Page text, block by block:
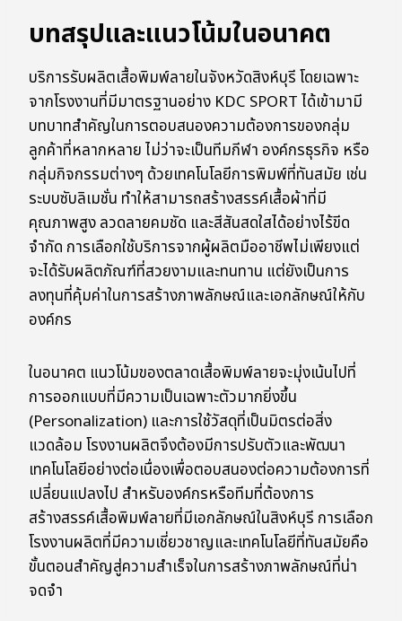
บทสรุปและแนวโน้มในอนาคต
บริการรับผลิตเสื้อพิมพ์ลายในจังหวัดสิงห์บุรี โดยเฉพาะ
จากโรงงานที่มีมาตรฐานอย่าง KDC SPORT ได้เข้ามามี
บทบาทสำคัญในการตอบสนองความต้องการของกลุ่ม
ลูกค้าที่หลากหลาย ไม่ว่าจะเป็นทีมกีฬา องค์กรธุรกิจ หรือ
กลุ่มกิจกรรมต่างๆ ด้วยเทคโนโลยีการพิมพ์ที่ทันสมัย เช่น
ระบบซับลิเมชั่น ทำให้สามารถสร้างสรรค์เสื้อผ้าที่มี
คุณภาพสูง ลวดลายคมชัด และสีสันสดใสได้อย่างไร้ขีด
จำกัด การเลือกใช้บริการจากผู้ผลิตมืออาชีพไม่เพียงแต่
จะได้รับผลิตภัณฑ์ที่สวยงามและทนทาน แต่ยังเป็นการ
ลงทุนที่คุ้มค่าในการสร้างภาพลักษณ์และเอกลักษณ์ให้กับ
องค์กร
ในอนาคต แนวโน้มของตลาดเสื้อพิมพ์ลายจะมุ่งเน้นไปที่
การออกแบบที่มีความเป็นเฉพาะตัวมากยิ่งขึ้น
(Personalization) และการใช้วัสดุที่เป็นมิตรต่อสิ่ง
แวดล้อม โรงงานผลิตจึงต้องมีการปรับตัวและพัฒนา
เทคโนโลยีอย่างต่อเนื่องเพื่อตอบสนองต่อความต้องการที่
เปลี่ยนแปลงไป สำหรับองค์กรหรือทีมที่ต้องการ
สร้างสรรค์เสื้อพิมพ์ลายที่มีเอกลักษณ์ในสิงห์บุรี การเลือก
โรงงานผลิตที่มีความเชี่ยวชาญและเทคโนโลยีที่ทันสมัยคือ
ขั้นตอนสำคัญสู่ความสำเร็จในการสร้างภาพลักษณ์ที่น่า
จดจำ